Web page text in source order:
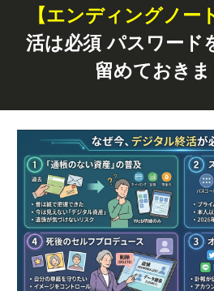
【エンディングノー
活は必須 パスワード
留めておきま